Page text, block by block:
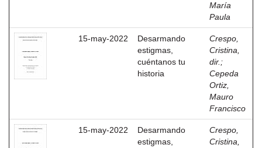
María
Paula
15-may-2022
Desarmando
estigmas,
cuéntanos tu
historia
Crespo,
Cristina,
dir. ;
Cepeda
Ortiz,
Mauro
Francisco
15-may-2022
Desarmando
estigmas,
Crespo,
Cristina,